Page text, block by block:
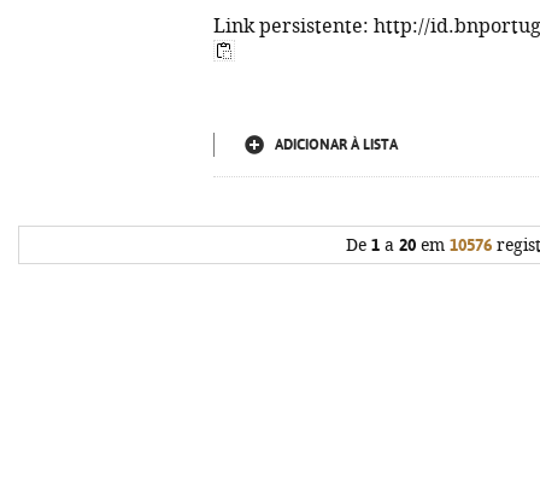
Link persistente: http://
ADICIONAR À LISTA
De 1 a 20 em 10576